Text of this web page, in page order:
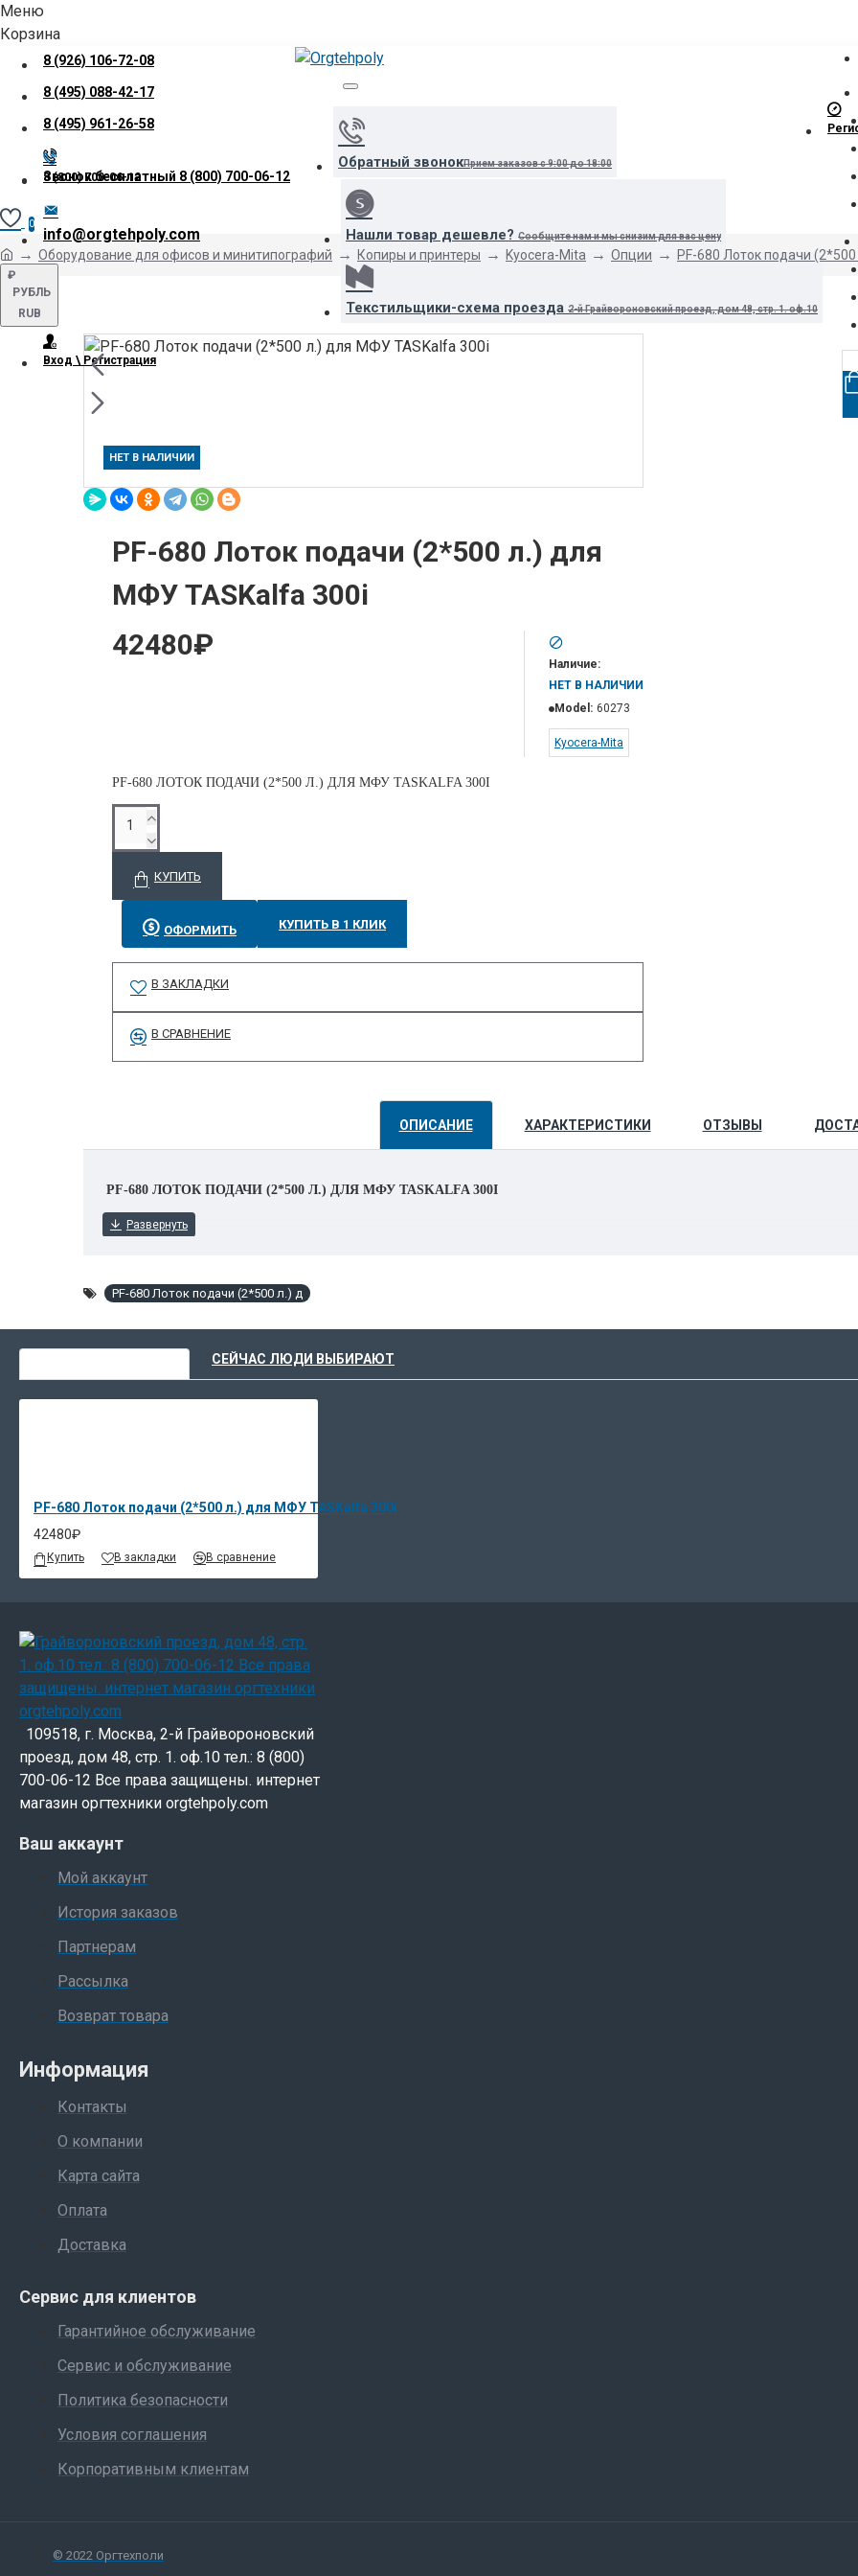
Меню
Корзина
8 (926) 106-72-08
8 (495) 088-42-17
8 (495) 961-26-58
Звонок бесплатный 8 (800) 700-06-12
info@orgtehpoly.com
₽
РУБЛЬ
RUB
Вход \ Регистрация
Обратный звонокПрием заказов с 9:00 до 18:00
Нашли товар дешевле? Сообщите нам и мы снизим для вас цену
Текстильщики-схема проезда 2-й Грайвороновский проезд, дом 48, стр. 1. оф.10
8 (800) 700-06-12
0
Оборудование для офисов и минитипографий Копиры и принтеры Kyocera-Mita Опции PF-680 Лоток подачи
НЕТ В НАЛИЧИИ
PF-680 Лоток подачи (2*500 л.) для
МФУ TASKalfa 300i
42480₽
Наличие:
НЕТ В НАЛИЧИИ
Model: 60273
Kyocera-Mita
PF-680 ЛОТОК ПОДАЧИ (2*500 Л.) ДЛЯ МФУ TASKALFA 300I
КУПИТЬ
ОФОРМИТЬ КУПИТЬ В 1 КЛИК
В ЗАКЛАДКИ
В СРАВНЕНИЕ
ОПИСАНИЕ ХАРАКТЕРИСТИКИ ОТЗЫВЫ
PF-680 ЛОТОК ПОДАЧИ (2*500 Л.) ДЛЯ МФУ TASKALFA 300I
PF-680 Лоток подачи (2*500 л.) д
СЕЙЧАС ЛЮДИ ВЫБИРАЮТ
PF-680 Лоток подачи (2*500 л.) для МФУ TASKalfa 300i
42480₽
Купить В закладки В сравнение
109518, г. Москва, 2-й Грайвороновский
проезд, дом 48, стр. 1. оф.10 тел.: 8 (800)
700-06-12 Все права защищены. интернет
магазин оргтехники orgtehpoly.com
Ваш аккаунт
Мой аккаунт
История заказов
Партнерам
Рассылка
Возврат товара
Информация
Контакты
О компании
Карта сайта
Оплата
Доставка
Сервис для клиентов
Гарантийное обслуживание
Сервис и обслуживание
Политика безопасности
Условия соглашения
Корпоративным клиентам
© 2022 Оргтехполи